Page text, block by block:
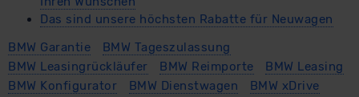
Das sind unsere höchsten Rabatte für Neuwagen
BMW Garantie
BMW Tageszulassung
BMW Leasingrückläufer
BMW Reimporte
BMW Leasing
BMW Konfigurator
BMW Dienstwagen
BMW xDrive